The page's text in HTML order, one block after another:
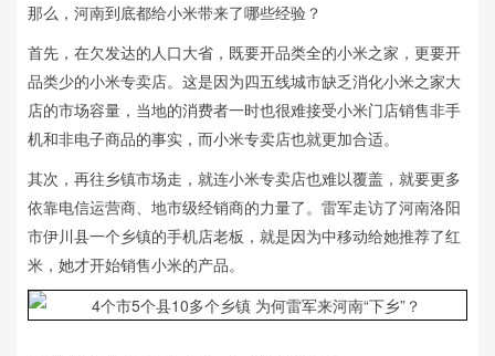
那么，河南到底都给小米带来了哪些经验？
首先，在欠发达的人口大省，既要开品类全的小米之家，更要开
品类少的小米专卖店。这是因为四五线城市缺乏消化小米之家大
店的市场容量，当地的消费者一时也很难接受小米门店销售非手
机和非电子商品的事实，而小米专卖店也就更加合适。
其次，再往乡镇市场走，就连小米专卖店也难以覆盖，就要更多
依靠电信运营商、地市级经销商的力量了。雷军走访了河南洛阳
市伊川县一个乡镇的手机店老板，就是因为中移动给她推荐了红
米，她才开始销售小米的产品。